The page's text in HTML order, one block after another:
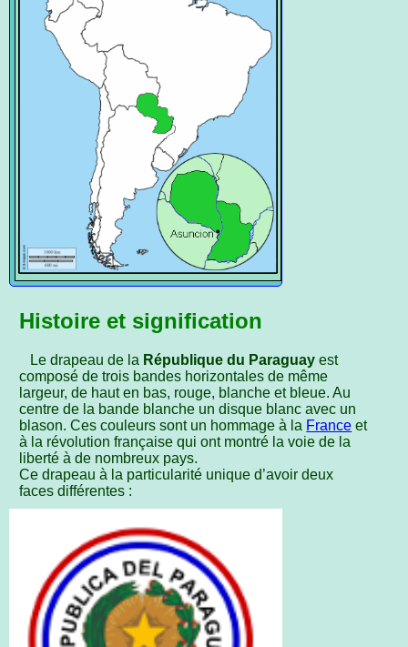
Histoire et signification
Le drapeau de la République du Paraguayest
composé de trois bandes horizontales de même
largeur, de haut en bas, rouge, blanche et bleue. Au
centre de la bande blanche un disque blanc avec un
blason. Ces couleurs sont un hommage à la France et
à la révolution française qui ont montré la voie de la
liberté à de nombreux pays.
Ce drapeau à la particularité unique d’avoir deux
faces différentes :